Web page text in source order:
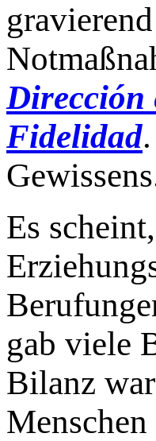
Dirección
Fidelidad
Es
gab viele
Bilanz